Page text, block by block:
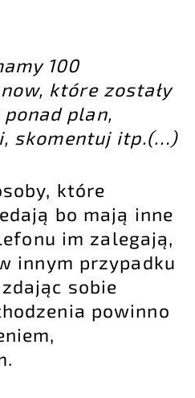
100
które zostały
plan,
skomentuj itp.(…)
które
bo mają inne
im zalegają,
innym przypadku
sobie
powinno